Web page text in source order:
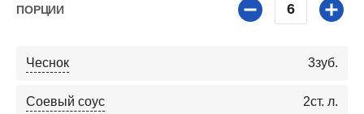
ПОРЦИИ 6
Чеснок 3зуб.
Соевый соус 2ст. л.